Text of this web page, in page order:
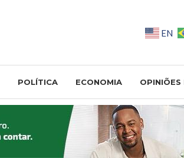
EN
POLÍTICA ECONOMIA OPINIÕES